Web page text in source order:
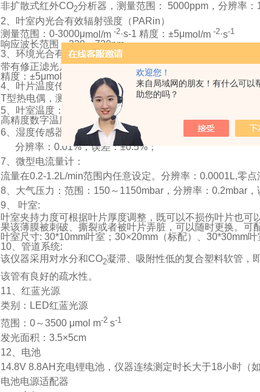
欢迎您！
来自局域网的朋友！有什么可以
助您的吗？
非扩散式红外CO2分析器，测量范围： 5000ppm ，分辨率：
2 、叶室内光合有效辐射强度（ PARin）
测量范围： 0-3000μmol/m -2·s-1 精度：±5μmol/m -2·s-1
响应波长范围：320～730nm
3 、环境光合有效辐射强度（PARout
带有修正滤光片的硅光电池，测量范围：0-3000μmol/m-2·s-
精度：±5μmol/m -2 s-1响应波长范围：
4 、叶片温度传感器：
T型热电偶，测量范围：-20-60 ℃，分辨率：
5 、叶室温度：
高精度数字温度传感器，测量范围：
-20-80℃，分辨率：0.01
6 、湿度传感器：德国进口高精度数字湿度传感器 测量范围
分辨率： 0.01%，误差：±0.5% ；
7 、微型电流量计：
流量在0.2-1.2L/min范围内任意设定。分辨率： 0.0001L,零点
8 、大气压力：范围： 150～ 1150mbar ，分辨率： 0.2mbar
9
叶室:
叶室夹持力度可根据叶片厚度调整，既可以不损伤叶片也
果该薄膜被刺破、撕裂或者被叶片弄脏，可以随时更换。可
叶室尺寸: 30*10mm叶室； 30×20mm （标配）、 30*30mm叶
10 、管道系统:
该仪器采用对水分和CO2凝滞、吸附性低的复合塑料软管，
该管有良好的疏水性。
11 、红蓝光源
类别： LED红蓝光源
范围： 0～3500 μmol m-2 s-1
发光面积： 3.5×5cm
12、电池
14.8V 8.8AH 充电锂电池，仪器连续测定时长大于18小时（
电池电源适配器